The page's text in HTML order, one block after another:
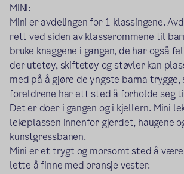
MINI:
Mini er avdelingen for 1 klassingene.
rett ved siden av klasserommene til
bruke knaggene i gangen, de har også
derutetøy, skiftetøy og støvler kan
med på å gjøre de yngste barna trygge,
foreldrene har ett sted å forholde seg
Det er doer i gangen og i kjellern. Mini
lekeplassen innenfor gjerdet, haugene
kunstgressbanen.
Mini er et trygt og morsomt sted å
lette å finne med oransje vester.